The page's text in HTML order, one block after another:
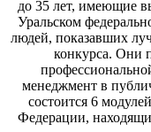
до 35 лет, имеющие
Уральском
людей, показавших
конкурса. Они
менеджмент в
состоится 6
Федерации,